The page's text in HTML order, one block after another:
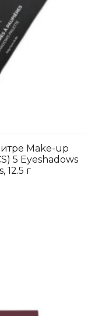
Make-up
5 Eyeshadows
12.5 г